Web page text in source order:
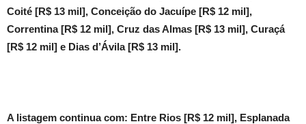
Coité [R$ 13 mil], Conceição do Jacuípe [R$ 12 mil],
Correntina [R$ 12 mil], Cruz das Almas [R$ 13 mil], Curaçá
[R$ 12 mil] e Dias d’Ávila [R$ 13 mil].
A listagem continua com: Entre Rios [R$ 12 mil], Esplanada